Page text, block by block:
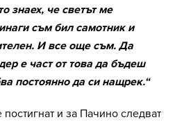
знаех, че светът ме
съм бил самотник и
И все още съм. Да
е част от това да бъдеш
постоянно да си нащрек.“
постигнат и за Пачино следват